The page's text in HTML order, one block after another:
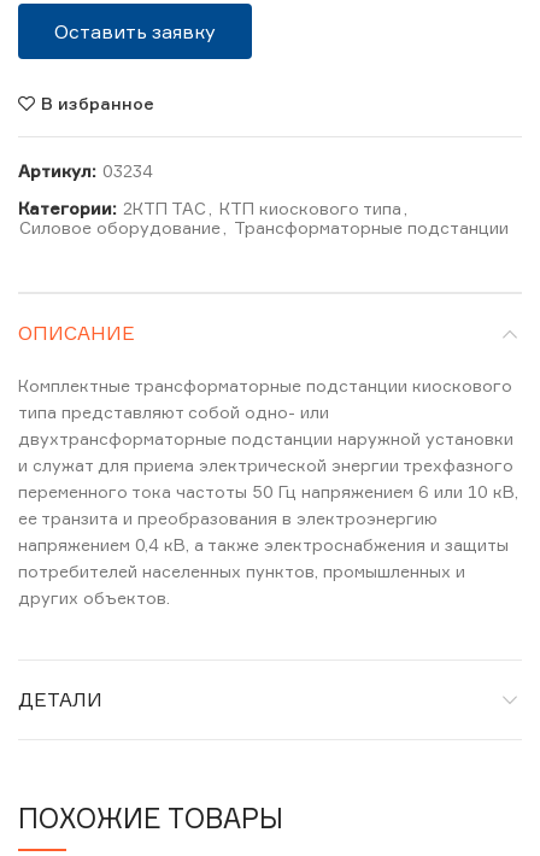
Оставить заявку
В избранное
Артикул: 03234
Категории: 2КТП ТАС КТП киоскового типа
Силовое оборудование
Трансформаторные подстанции
ОПИСАНИЕ
Комплектные трансформаторные подстанции киоскового
типа представляют собой одно- или
двухтрансформаторные подстанции наружной установки
и служат для приема электрической энергии трехфазного
переменного тока частоты 50 Гц напряжением 6 или 10 кВ,
ее транзита и преобразования в электроэнергию
напряжением 0,4 кВ, а также электроснабжения и защиты
потребителей населенных пунктов, промышленных и
других объектов.
ДЕТАЛИ
ПОХОЖИЕ ТОВАРЫ